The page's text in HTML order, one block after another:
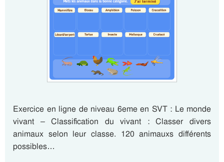
Exercice en ligne de niveau 6eme en SVT : Le monde
vivant – Classification du vivant : Classer divers
animaux selon leur classe. 120 animauxs différents
possibles…